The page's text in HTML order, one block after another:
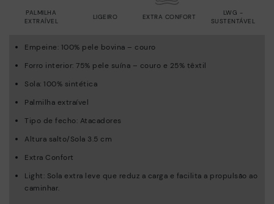
LIGEIRO
PALMILHA
EXTRAÍVEL
EXTRA CONFORT
LWG -
SUSTENTÁVEL
Empeine: 100% pele bovina – couro
Forro interior: 75% pele suína – couro e 25% têxtil
Sola: 100% sintética
Palmilha extraível
Tipo de fecho: Atacadores
Altura salto/Sola 3.5 cm
Extra Confort
Light: Sola extra leve que reduz a carga e facilita a propulsão ao
caminhar.